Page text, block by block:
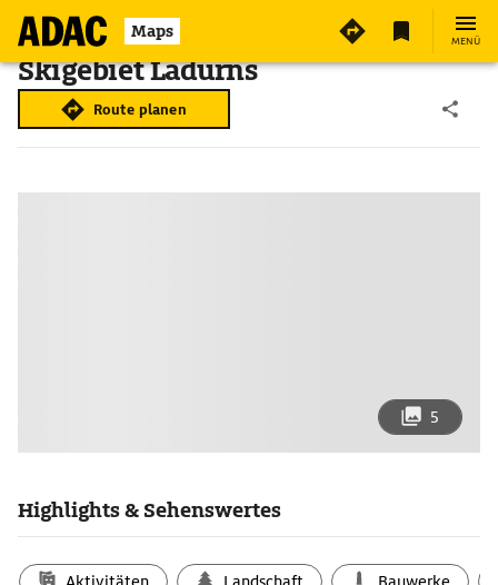
Maps MENÜ
Skigebiet Ladurns
Route planen
5
Highlights & Sehenswertes